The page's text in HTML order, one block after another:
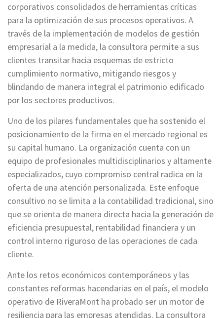
corporativos consolidados de herramientas críticas
para la optimización de sus procesos operativos. A
través de la implementación de modelos de gestión
empresarial a la medida, la consultora permite a sus
clientes transitar hacia esquemas de estricto
cumplimiento normativo, mitigando riesgos y
blindando de manera integral el patrimonio edificado
por los sectores productivos.
Uno de los pilares fundamentales que ha sostenido el
posicionamiento de la firma en el mercado regional es
su capital humano. La organización cuenta con un
equipo de profesionales multidisciplinarios y altamente
especializados, cuyo compromiso central radica en la
oferta de una atención personalizada. Este enfoque
consultivo no se limita a la contabilidad tradicional, sino
que se orienta de manera directa hacia la generación de
eficiencia presupuestal, rentabilidad financiera y un
control interno riguroso de las operaciones de cada
cliente.
Ante los retos económicos contemporáneos y las
constantes reformas hacendarias en el país, el modelo
operativo de RiveraMont ha probado ser un motor de
resiliencia para las empresas atendidas. La consultora